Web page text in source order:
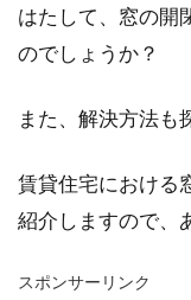
はたして、窓の開
のでしょうか？
また、解決方法も
賃貸住宅における
紹介しますので、
スポンサーリンク